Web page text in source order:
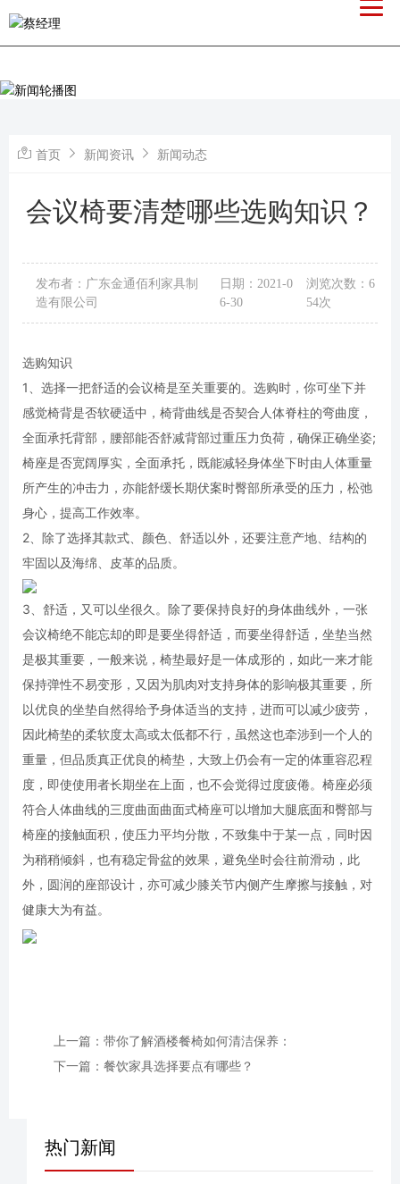
首页 新闻资讯 新闻动态
会议椅要清楚哪些选购知识？
发布者：广东金通佰利家具制
造有限公司
日期：2021-0
6-30
浏览次数：6
54次
选购知识
1、选择一把舒适的会议椅是至关重要的。选购时，你可坐下并
感觉椅背是否软硬适中，椅背曲线是否契合人体脊柱的弯曲度，
全面承托背部，腰部能否舒减背部过重压力负荷，确保正确坐姿;
椅座是否宽阔厚实，全面承托，既能减轻身体坐下时由人体重量
所产生的冲击力，亦能舒缓长期伏案时臀部所承受的压力，松弛
身心，提高工作效率。
2、除了选择其款式、颜色、舒适以外，还要注意产地、结构的
牢固以及海绵、皮革的品质。
3、舒适，又可以坐很久。除了要保持良好的身体曲线外，一张
会议椅绝不能忘却的即是要坐得舒适，而要坐得舒适，坐垫当然
是极其重要，一般来说，椅垫最好是一体成形的，如此一来才能
保持弹性不易变形，又因为肌肉对支持身体的影响极其重要，所
以优良的坐垫自然得给予身体适当的支持，进而可以减少疲劳，
因此椅垫的柔软度太高或太低都不行，虽然这也牵涉到一个人的
重量，但品质真正优良的椅垫，大致上仍会有一定的体重容忍程
度，即使使用者长期坐在上面，也不会觉得过度疲倦。椅座必须
符合人体曲线的三度曲面曲面式椅座可以增加大腿底面和臀部与
椅座的接触面积，使压力平均分散，不致集中于某一点，同时因
为稍稍倾斜，也有稳定骨盆的效果，避免坐时会往前滑动，此
外，圆润的座部设计，亦可减少膝关节内侧产生摩擦与接触，对
健康大为有益。
上一篇：带你了解酒楼餐椅如何清洁保养：
下一篇：餐饮家具选择要点有哪些？
热门新闻